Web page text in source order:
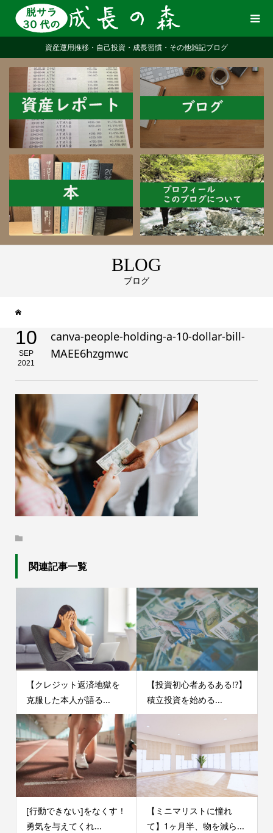
資産運用推移・自己投資・成長習慣・その他雑記ブログ
BLOG
ブログ
10
SEP
2021
canva-people-holding-a-10-dollar-bill-
MAEE6hzgmwc
関連記事一覧
【クレジット返済地獄を
克服した本人が語る...
【投資初心者あるある!?】
積立投資を始める...
[行動できない]をなくす！
勇気を与えてくれ...
【ミニマリストに憧れ
て】1ヶ月半、物を減ら...